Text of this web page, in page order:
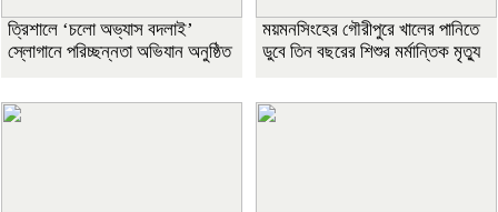
‎ত্রিশালে ‘চলো অভ্যাস বদলাই’
স্লোগানে পরিচ্ছন্নতা অভিযান অনুষ্ঠিত
ময়মনসিংহের গৌরীপুরে খালের পানিতে
ডুবে তিন বছরের শিশুর মর্মান্তিক মৃত্যু